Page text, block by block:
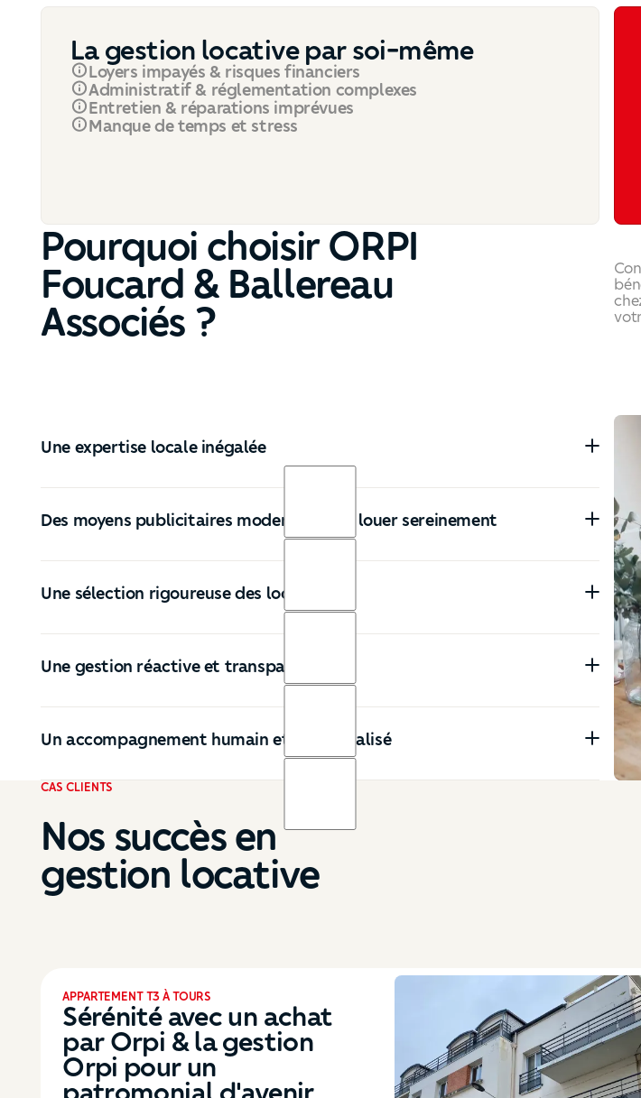
La gestion locative par soi-même
Loyers impayés & risques financiers
Administratif & réglementation complexes
Entretien & réparations imprévues
Manque de temps et stress
Pourquoi choisir ORPI
Foucard & Ballereau
Associés ?
Une expertise locale inégalée
Des moyens publicitaires modernes pour louer sereinement
Une sélection rigoureuse des locataires
Une gestion réactive et transparente
Un accompagnement humain et personnalisé
CAS CLIENTS
Nos succès en
gestion locative
MAISON T6 À FONDETTES
+25% de valorisation et
+ 11% de loyer
Des revenus constants avec une
location permanente